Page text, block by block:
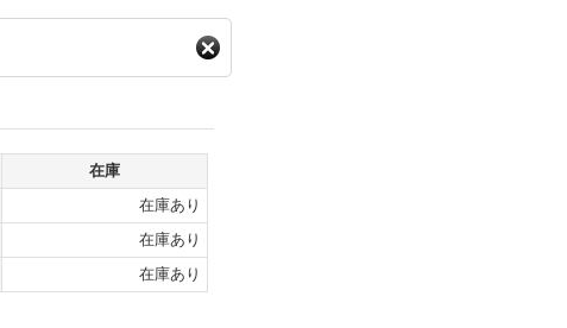
在庫
在庫あり
在庫あり
在庫あり